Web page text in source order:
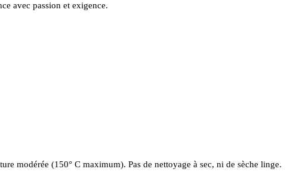
avec passion et exigence.
modérée (150° C maximum). Pas de nettoyage à sec, ni de sèche linge.